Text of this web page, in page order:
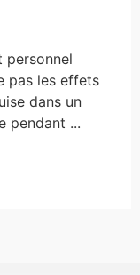
personnel
pas les effets
dans un
pendant ...